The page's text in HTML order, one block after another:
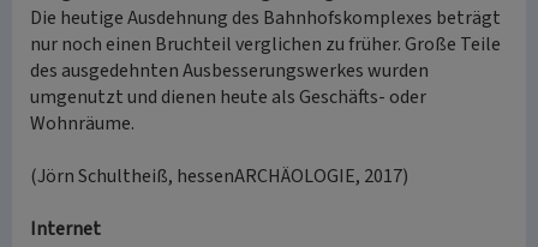
Die heutige Ausdehnung des Bahnhofskomplexes beträgt
nur noch einen Bruchteil verglichen zu früher. Große Teile
des ausgedehnten Ausbesserungswerkes wurden
umgenutzt und dienen heute als Geschäfts- oder
Wohnräume.
(Jörn Schultheiß, hessenARCHÄOLOGIE, 2017)
Internet